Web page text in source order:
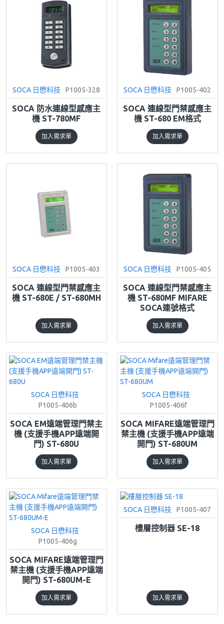
SOCA 日懋科技 P1005-328
SOCA 防水連線型感應主
機 ST-780MF
加入需求單
SOCA 日懋科技 P1005-402
SOCA 連線型門禁感應主
機 ST-680 EM格式
加入需求單
SOCA 日懋科技 P1005-403
SOCA 連線型門禁感應主
機 ST-680E / ST-680MH
加入需求單
SOCA 日懋科技 P1005-405
SOCA 連線型門禁感應主
機 ST-680MF MIFARE
SOCA連號格式
加入需求單
SOCA 日懋科技
P1005-406b
SOCA EM遠端管理門禁主
機 (支援手機APP遠端開
門) ST-680U
加入需求單
SOCA 日懋科技
P1005-406f
SOCA MIFARE遠端管理門
禁主機 (支援手機APP遠端
開門) ST-680UM
加入需求單
SOCA 日懋科技
P1005-406g
SOCA MIFARE遠端管理門
禁主機 (支援手機APP遠端
開門) ST-680UM-E
加入需求單
SOCA 日懋科技 P1005-407
樓層控制器 SE-18
加入需求單